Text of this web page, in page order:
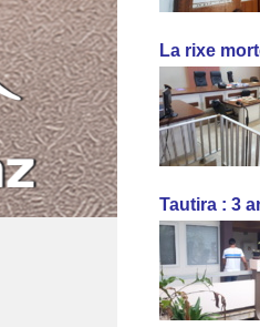
La rixe
Tautira : 3